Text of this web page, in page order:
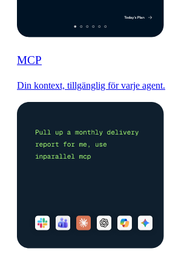
MCP
Din kontext, tillgänglig för varje agent.